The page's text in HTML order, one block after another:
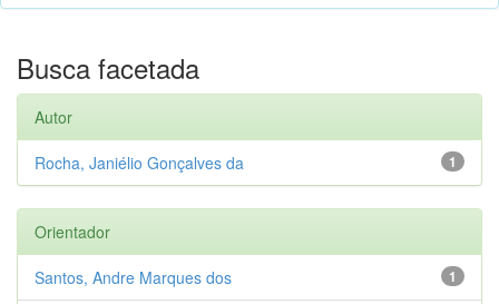
Busca facetada
Autor
1
Rocha, Janiélio Gonçalves da
Orientador
1
Santos, Andre Marques dos